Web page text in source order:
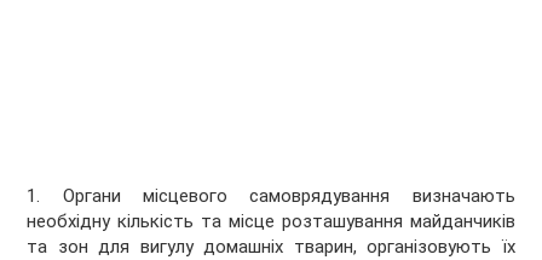
1. Органи місцевого самоврядування визначають
необхідну кількість та місце розташування майданчиків
та зон для вигулу домашніх тварин, організовують їх